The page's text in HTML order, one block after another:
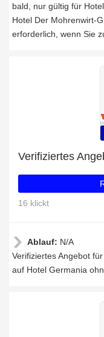
bald, nur gültig für
Hotel Der Mohrenwirt-
erforderlich, wenn Sie
16 klickt
Ablauf: N/A
Verifiziertes Angebot
auf Hotel Germania